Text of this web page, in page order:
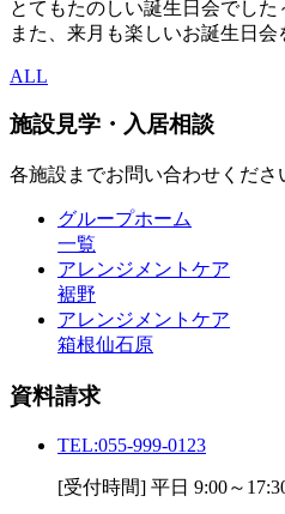
とてもたのしい誕生日会でした
また、来月も楽しいお誕生日会
ALL
施設見学・入居相談
各施設までお問い合わせくださ
グループホーム
一覧
アレンジメントケア
裾野
アレンジメントケア
箱根仙石原
資料請求
TEL:055-999-0123
[受付時間] 平日 9:00～